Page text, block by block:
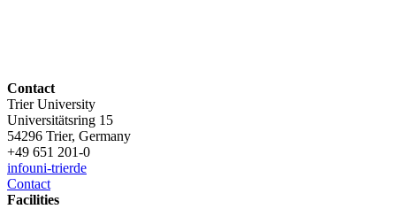
Contact
Trier University
Universitätsring 15
54296 Trier, Germany
+49 651 201-0
infouni-trierde
Contact
Facilities